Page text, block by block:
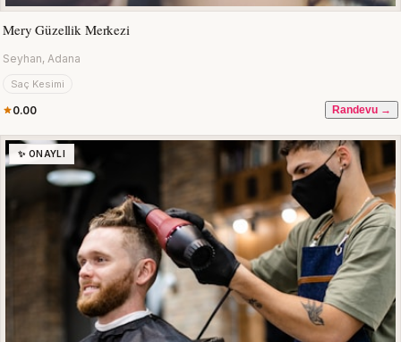
Mery Güzellik Merkezi
Seyhan, Adana
Saç Kesimi
0.00 Randevu →
✨ ONAYLI